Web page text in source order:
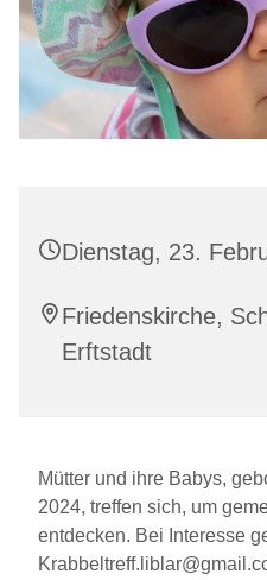
Dienstag, 23.
Friedenskirche,
Erftstadt
Mütter und ihre Babys,
2024, treffen sich, um
entdecken. Bei Interesse